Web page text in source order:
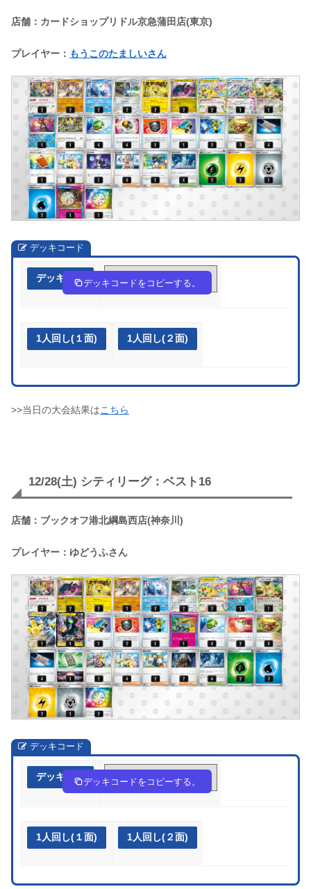
店舗：カードショップリドル京急蒲田店(東京)
プレイヤー： もうこのたましいさん
デッキコード
デッキ作成 DD8Y84-n1gdtq-c4cax8
デッキコードをコピーする。
1人回し(１面) 1人回し(２面)
>>当日の大会結果はこちら
12/28(土) シティリーグ：ベスト16
店舗：ブックオフ港北綱島西店(神奈川)
プレイヤー：ゆどうふさん
デッキコード
デッキ作成 kb1bFV-UfMVz0-5vFkFk
デッキコードをコピーする。
1人回し(１面) 1人回し(２面)